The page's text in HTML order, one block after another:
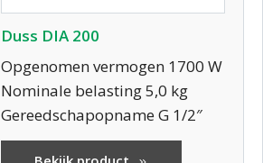
Duss DIA 200
Opgenomen vermogen 1700 W
Nominale belasting 5,0 kg
Gereedschapopname G 1/2″